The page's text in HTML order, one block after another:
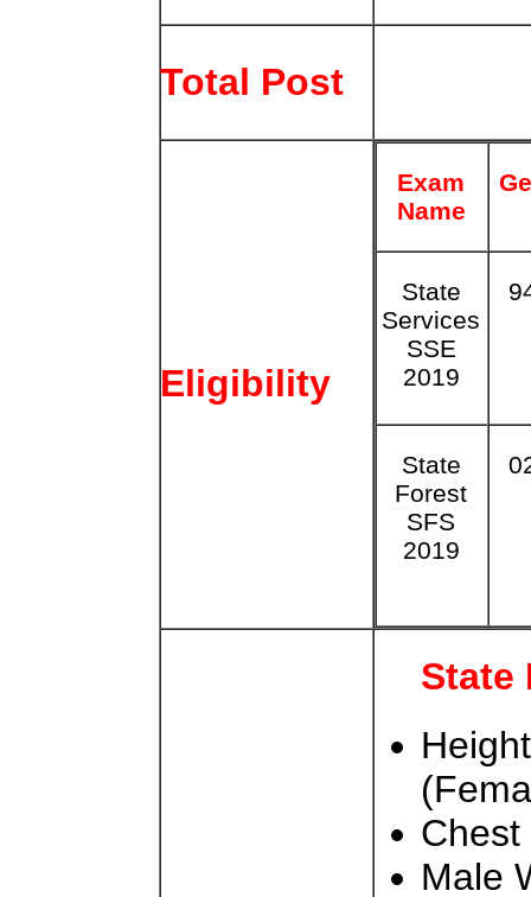
Total Post
Eligibility
Exam
Name
State
Services
SSE
2019
State
Forest
SFS
2019
State
Male